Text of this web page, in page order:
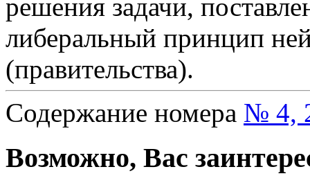
решения задачи,
либеральный принцип
(правительства).
Содержание номера № 4,
Возможно, Вас